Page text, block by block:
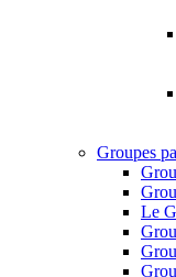
Groupes
Le